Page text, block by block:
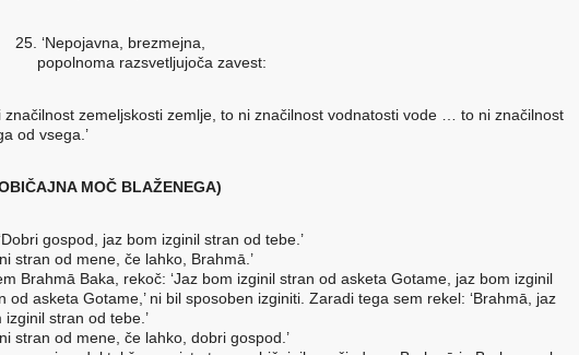
25. ‘Nepojavna, brezmejna,
popolnoma razsvetljujoča zavest:
značilnost zemeljskosti zemlje, to ni značilnost vodnatosti vode … to ni značilnost
od vsega.’
MOČ BLAŽENEGA)
gospod, jaz bom izginil stran od tebe.’
stran od mene, če lahko, Brahmā.’
Brahmā Baka, rekoč: ‘Jaz bom izginil stran od asketa Gotame, jaz bom izginil
od asketa Gotame,’ ni bil sposoben izginiti. Zaradi tega sem rekel: ‘Brahmā, jaz
izginil stran od tebe.’
stran od mene, če lahko, dobri gospod.’